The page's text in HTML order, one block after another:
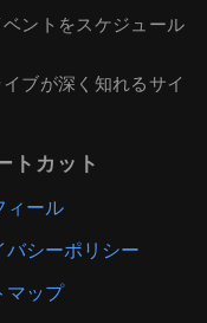
ントをスケジュール
ブが深く知れるサイ
トカット
ィール
バシーポリシー
マップ